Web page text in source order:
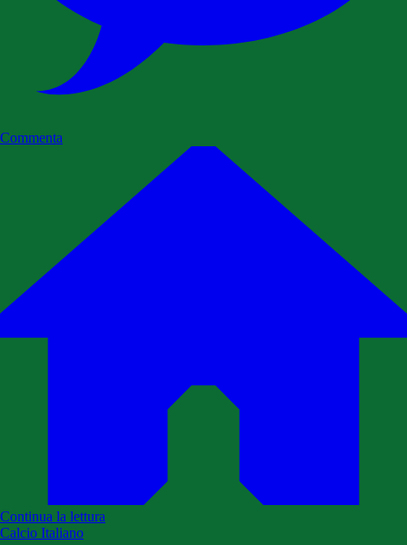
Commenta
Continua la lettura
Calcio Italiano